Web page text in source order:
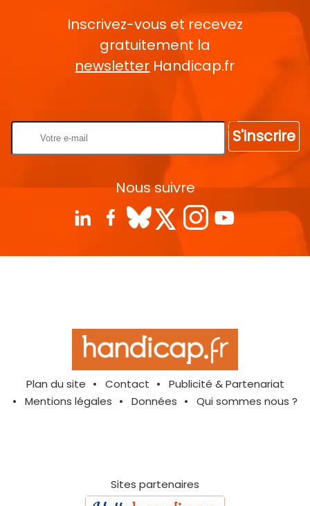
Inscrivez-vous et recevez
gratuitement la
newsletter Handicap.fr
S'inscrire
Nous suivre
Plan du site Contact
Publicité & Partenariat
Mentions légales
Données Qui sommes nous ?
Sites partenaires